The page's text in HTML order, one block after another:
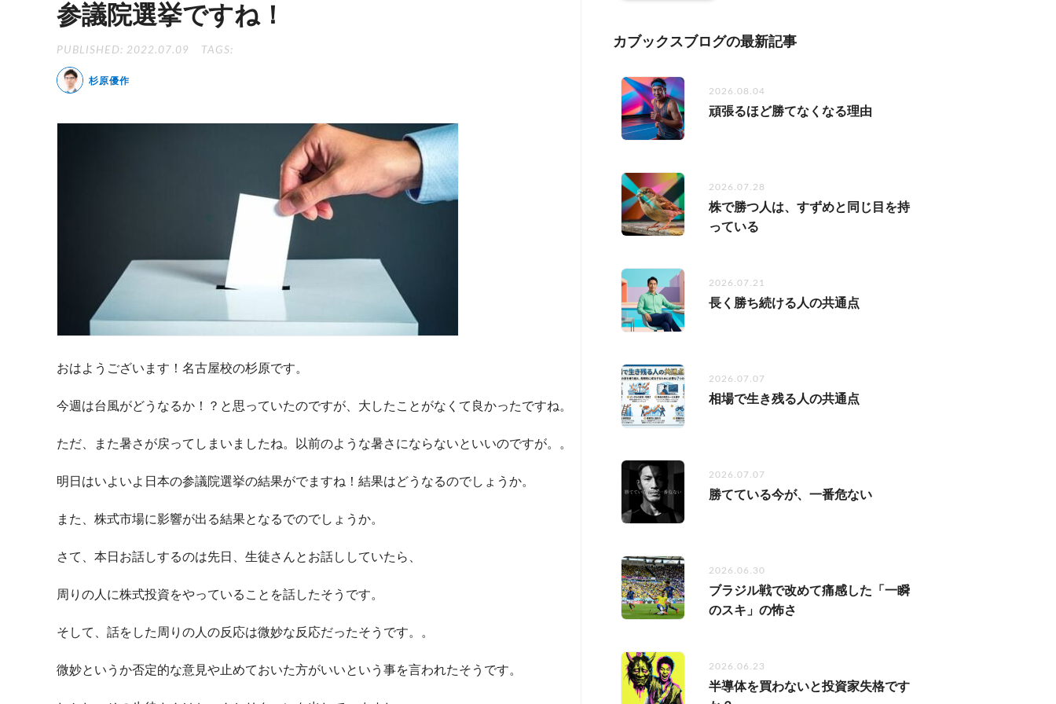
参議院選挙ですね！
PUBLISHED: 2022.07.09 TAGS:
杉原優作
おはようございます！名古屋校の杉原です。
今週は台風がどうなるか！？と思っていたのですが、大したことがなくて良かったですね。
ただ、また暑さが戻ってしまいましたね。以前のような暑さにならないといいのですが。。
明日はいよいよ日本の参議院選挙の結果がでますね！結果はどうなるのでしょうか。
また、株式市場に影響が出る結果となるでのでしょうか。
さて、本日お話しするのは先日、生徒さんとお話ししていたら、
周りの人に株式投資をやっていることを話したそうです。
そして、話をした周りの人の反応は微妙な反応だったそうです。。
微妙というか否定的な意見や止めておいた方がいいという事を言われたそうです。
カブックスブログの最新記事
2026.08.04
頑張るほど勝てなくなる理由
2026.07.28
株で勝つ人は、すずめと同じ目を持
っている
2026.07.21
長く勝ち続ける人の共通点
2026.07.07
相場で生き残る人の共通点
2026.07.07
勝てている今が、一番危ない
2026.06.30
ブラジル戦で改めて痛感した「一瞬
のスキ」の怖さ
2026.06.23
半導体を買わないと投資家失格です